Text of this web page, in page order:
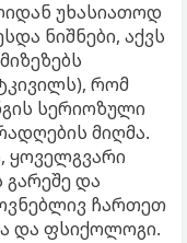
უხასიათოდ
ნიშნები, აქვს
რომ
სერიოზული
მიღმა.
ყოველგვარი
და
ჩართეთ
და ფსიქოლოგი.